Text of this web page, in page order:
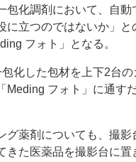
化調剤において、自動
に立つのではないか」
フォト」となる。
化した包材を上下2台
Meding フォト」に通す
薬剤についても、撮
きた医薬品を撮影台に